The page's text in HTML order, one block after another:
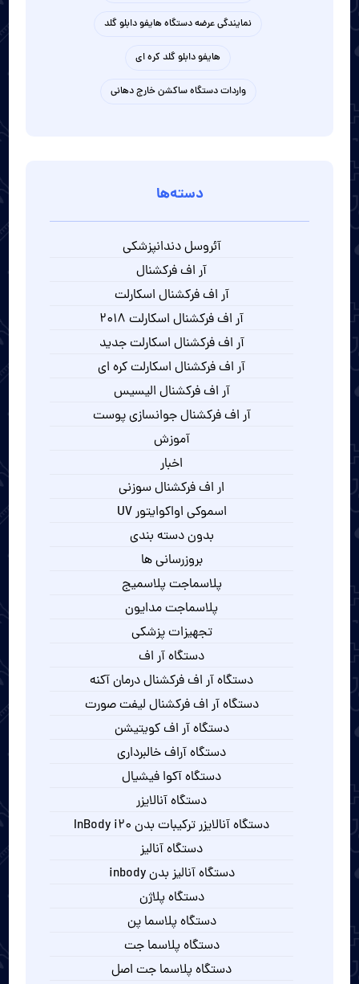
نمایندگی عرضه دستگاه هایفو دابلو گلد
هایفو دابلو گلد کره ای
واردات دستگاه ساکشن خارج دهانی
دسته‌ها
آئروسل دندانپزشکی
آر اف فرکشنال
آر اف فرکشنال اسکارلت
آر اف فرکشنال اسکارلت 2018
آر اف فرکشنال اسکارلت جدید
آر اف فرکشنال اسکارلت کره ای
آر اف فرکشنال الیسیس
آر اف فرکشنال جوانسازی پوست
آموزش
اخبار
ار اف فرکشنال سوزنی
اسموکی اواکوایتور UV
بدون دسته بندی
بروزرسانی ها
پلاسماجت پلاسمیج
پلاسماجت مدایون
تجهیزات پزشکی
دستگاه آر اف
دستگاه آر اف فرکشنال درمان آکنه
دستگاه آر اف فرکشنال لیفت صورت
دستگاه آر اف کویتیشن
دستگاه آراف خالبرداری
دستگاه آکوا فیشیال
دستگاه آنالایزر
دستگاه آنالایزر ترکیبات بدن InBody i20
دستگاه آنالیز
دستگاه آنالیز بدن inbody
دستگاه پلاژن
دستگاه پلاسما پن
دستگاه پلاسما جت
دستگاه پلاسما جت اصل